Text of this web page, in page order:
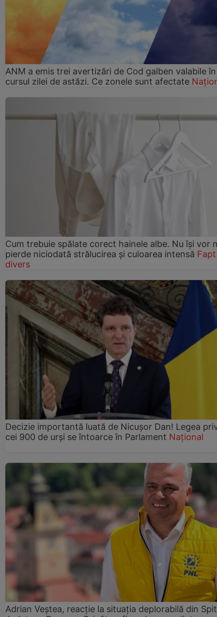
ANM a emis trei avertizări de Cod galben valabile în
cursul zilei de astăzi. Ce zonele sunt afectate
Cum trebuie spălate corect hainele albe. Nu își vor
pierde niciodată strălucirea și culoarea intensă Fapt
divers
Decizie importantă luată de Nicușor Dan! Legea
cei 900 de urși se întoarce în Parlament Național
Adrian Veștea, reacție la situația deplorabilă din